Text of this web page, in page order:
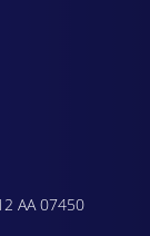
AA 07450